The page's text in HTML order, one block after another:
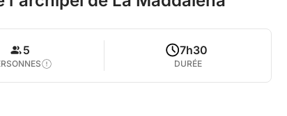
5 7h30
DURÉE